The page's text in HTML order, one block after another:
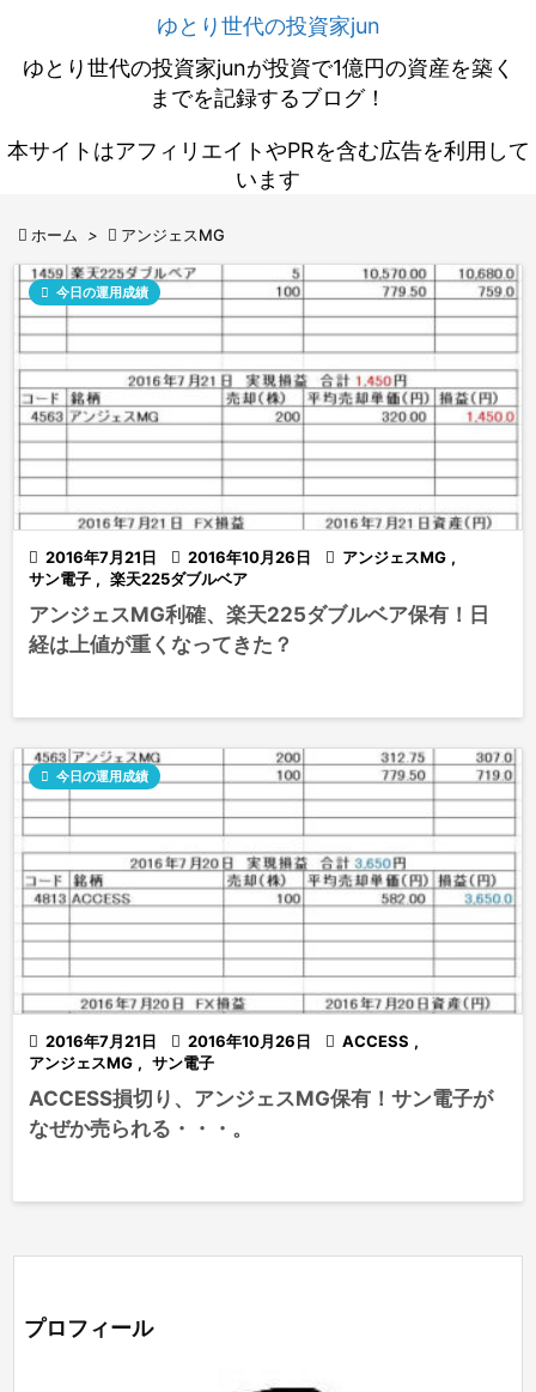
ゆとり世代の投資家jun
ゆとり世代の投資家junが投資で1億円の資産を築く
までを記録するブログ！
本サイトはアフィリエイトやPRを含む広告を利用して
います
 ホーム >  アンジェスMG
 2016年7月21日  2016年10月26日
 今日の運用成績
 アンジェスMG ,
サン電子 , 楽天225ダブルベア
アンジェスMG利確、楽天225ダブルベア保有！日
経は上値が重くなってきた？
 2016年7月21日  2016年10月26日
 今日の運用成績
 ACCESS ,
アンジェスMG , サン電子
ACCESS損切り、アンジェスMG保有！サン電子が
なぜか売られる・・・。
プロフィール